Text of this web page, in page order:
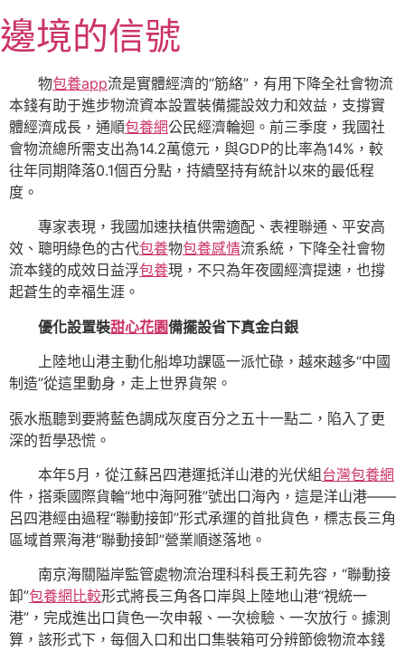
至
主
內
容
邊境的信號
物包養app流是實體經濟的“筋絡”，有用下降全社會物流
本錢有助于進步物流資本設置裝備擺設效力和效益，支撐實
體經濟成長，通順包養網公民經濟輪迴。前三季度，我國社
會物流總所需支出為14.2萬億元，與GDP的比率為14%，較
往年同期降落0.1個百分點，持續堅持有統計以來的最低程
度。
專家表現，我國加速扶植供需適配、表裡聯通、平安高
效、聰明綠色的古代包養物包養感情流系統，下降全社會物
流本錢的成效日益浮包養現，不只為年夜國經濟提速，也撐
起蒼生的幸福生涯。
優化設置裝甜心花園備擺設省下真金白銀
上陸地山港主動化船埠功課區一派忙碌，越來越多“中國
制造”從這里動身，走上世界貨架。
張水瓶聽到要將藍色調成灰度百分之五十一點二，陷入了更
深的哲學恐慌。
本年5月，從江蘇呂四港運抵洋山港的光伏組台灣包養網
件，搭乘國際貨輪“地中海阿雅”號出口海內，這是洋山港——
呂四港經由過程“聯動接卸”形式承運的首批貨色，標志長三角
區域首票海港“聯動接卸”營業順遂落地。
南京海關隘岸監管處物流治理科科長王莉先容，“聯動接
卸”包養網比較形式將長三角各口岸與上陸地山港“視統一
港”，完成進出口貨色一次申報、一次檢驗、一次放行。據測
算，該形式下，每個入口和出口集裝箱可分辨節儉物流本錢